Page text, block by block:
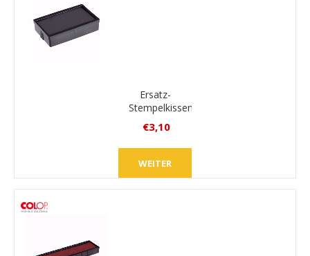
Ersatz-
Stempelkissen
Colop E/10
€3,10
zzgl.
WEITER